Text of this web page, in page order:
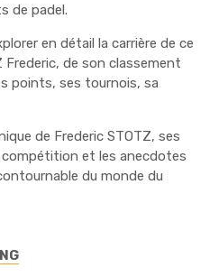
de padel.
en détail la carrière de ce
Frederic, de son classement
points, ses tournois, sa
de Frederic STOTZ, ses
et les anecdotes
du monde du